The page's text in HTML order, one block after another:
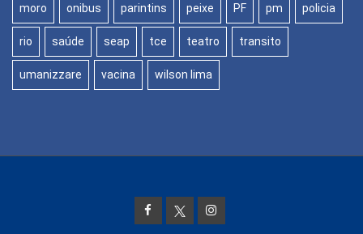
moro onibus parintins peixe PF pm policia
rio saúde seap tce teatro transito
umanizzare vacina wilson lima